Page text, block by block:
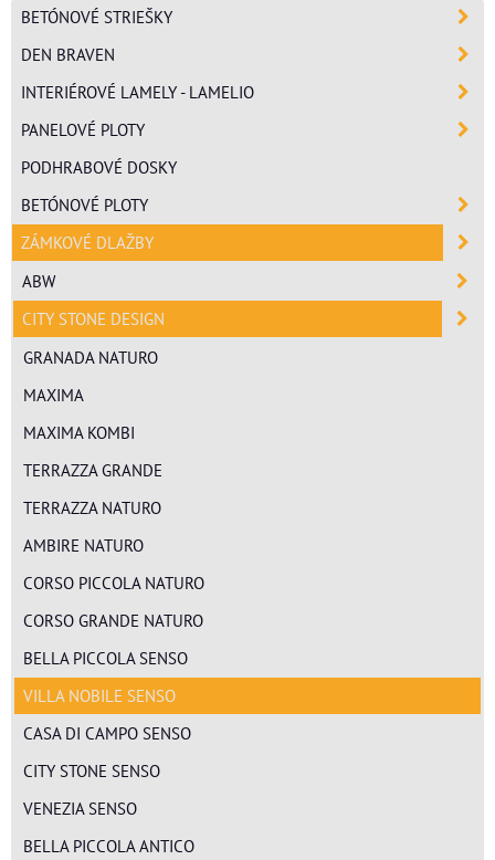
BETÓNOVÉ STRIEŠKY
DEN BRAVEN
INTERIÉROVÉ LAMELY - LAMELIO
PANELOVÉ PLOTY
PODHRABOVÉ DOSKY
BETÓNOVÉ PLOTY
ZÁMKOVÉ DLAŽBY
ABW
CITY STONE DESIGN
GRANADA NATURO
MAXIMA
MAXIMA KOMBI
TERRAZZA GRANDE
TERRAZZA NATURO
AMBIRE NATURO
CORSO PICCOLA NATURO
CORSO GRANDE NATURO
BELLA PICCOLA SENSO
VILLA NOBILE SENSO
CASA DI CAMPO SENSO
CITY STONE SENSO
VENEZIA SENSO
BELLA PICCOLA ANTICO